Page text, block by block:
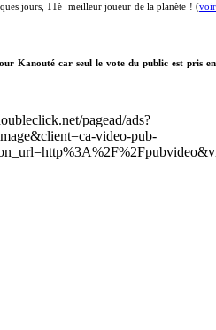
jours, 11è meilleur joueur de la planète ! (voir
Kanouté car seul le vote du public est pris en
pagead/ads?
video-pub-